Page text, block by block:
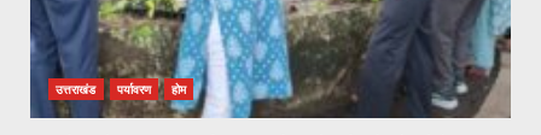
उत्तराखंड पर्यावरण होम